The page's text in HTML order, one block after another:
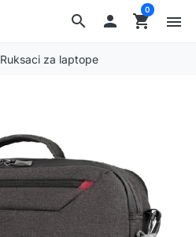
search  shopping_cart
0
menu
Ruksaci za laptope